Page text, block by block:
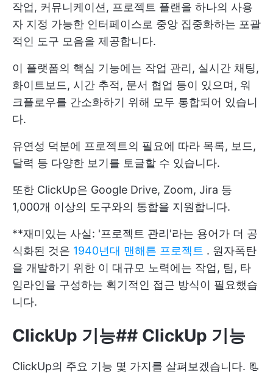
작업, 커뮤니케이션, 프로젝트 플랜을 하나의 사용
자 지정 가능한 인터페이스로 중앙 집중화하는 포괄
적인 도구 모음을 제공합니다.
이 플랫폼의 핵심 기능에는 작업 관리, 실시간 채팅,
화이트보드, 시간 추적, 문서 협업 등이 있으며, 워
크플로우를 간소화하기 위해 모두 통합되어 있습니
다.
유연성 덕분에 프로젝트의 필요에 따라 목록, 보드,
달력 등 다양한 보기를 토글할 수 있습니다.
또한 ClickUp은 Google Drive, Zoom, Jira 등
1,000개 이상의 도구와의 통합을 지원합니다.
**재미있는 사실: '프로젝트 관리'라는 용어가 더 공
식화된 것은 1940년대 맨해튼 프로젝트 . 원자폭탄
을 개발하기 위한 이 대규모 노력에는 작업, 팀, 타
임라인을 구성하는 획기적인 접근 방식이 필요했습
니다.
ClickUp 기능## ClickUp 기능
ClickUp의 주요 기능 몇 가지를 살펴보겠습니다. 📃